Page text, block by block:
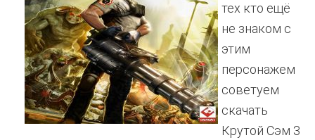
тех кто ещё
не знаком с
этим
персонажем
советуем
скачать
Крутой Сэм 3